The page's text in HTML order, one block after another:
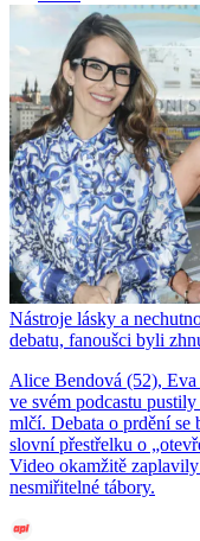
Nástroje lásky a
debatu, fanoušci byli
Alice Bendová (52),
ve svém podcastu
mlčí. Debata o prdění se
slovní přestřelku o
Video okamžitě
nesmiřitelné tábory.